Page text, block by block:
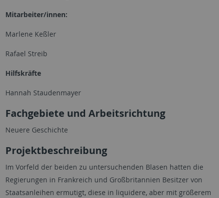
Mitarbeiter/innen:
Marlene Keßler
Rafael Streib
Hilfskräfte
Hannah Staudenmayer
Fachgebiete und Arbeitsrichtung
Neuere Geschichte
Projektbeschreibung
Im Vorfeld der beiden zu untersuchenden Blasen hatten die
Regierungen in Frankreich und Großbritannien Besitzer von
Staatsanleihen ermutigt, diese in liquidere, aber mit größerem